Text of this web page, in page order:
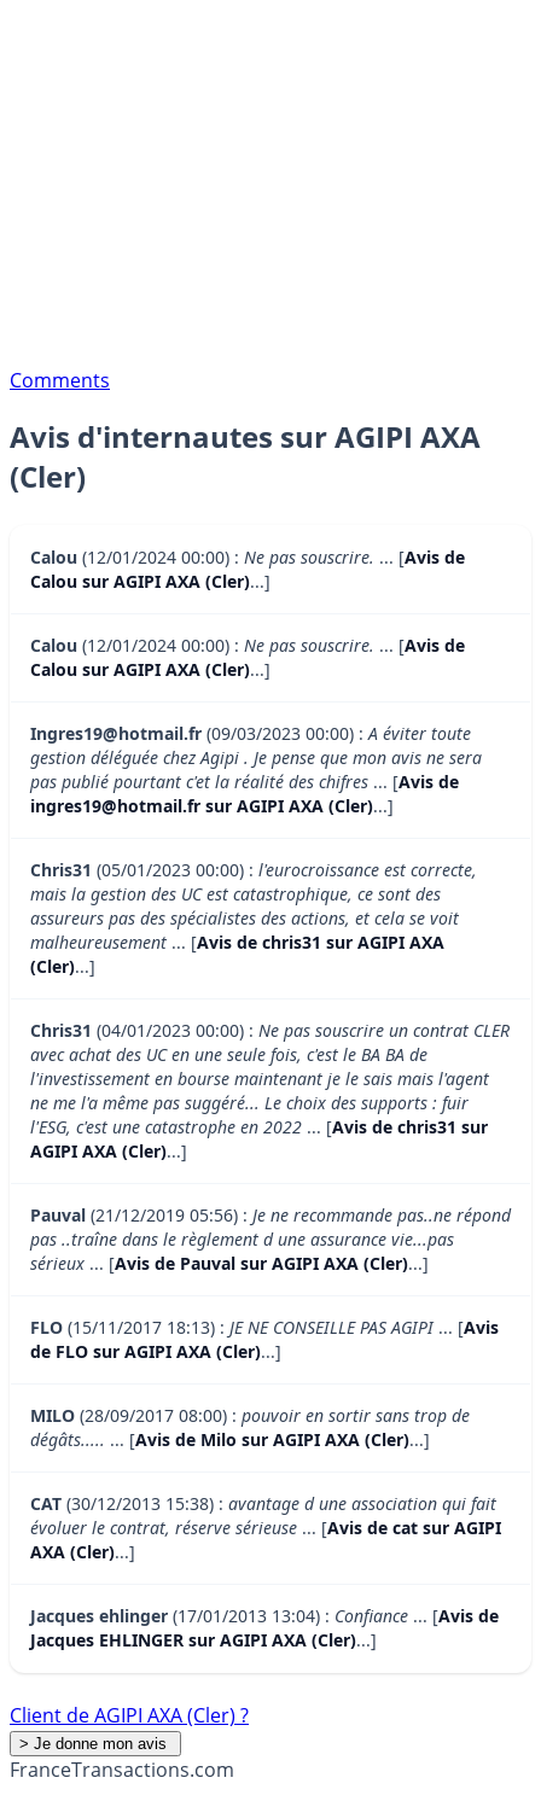
Comments
Avis d'internautes sur AGIPI AXA
(Cler)
Calou (12/01/2024 00:00) : Ne pas souscrire. ... [Avis de
Calou sur AGIPI AXA (Cler)...]
Calou (12/01/2024 00:00) : Ne pas souscrire. ... [Avis de
Calou sur AGIPI AXA (Cler)...]
Ingres19@hotmail.fr (09/03/2023 00:00) :A éviter toute
gestion déléguée chez Agipi . Je pense que mon avis ne sera
pas publié pourtant c'et la réalité des chifres ... [Avis de
ingres19@hotmail.fr sur AGIPI AXA (Cler)...]
Chris31 (05/01/2023 00:00) : l'eurocroissance est correcte,
mais la gestion des UC est catastrophique, ce sont des
assureurs pas des spécialistes des actions, et cela se voit
malheureusement ... [Avis de chris31 sur AGIPI AXA
(Cler)...]
Chris31 (04/01/2023 00:00) : Ne pas souscrire un contrat CLER
avec achat des UC en une seule fois, c'est le BA BA de
l'investissement en bourse maintenant je le sais mais l'agent
ne me l'a même pas suggéré... Le choix des supports : fuir
l'ESG, c'est une catastrophe en 2022 ... [Avis de chris31 sur
AGIPI AXA (Cler)...]
Pauval (21/12/2019 05:56) : Je ne recommande pas..ne répond
pas ..traîne dans le règlement d une assurance vie...pas
sérieux ... [Avis de Pauval sur AGIPI AXA (Cler)...]
FLO (15/11/2017 18:13) : JE NE CONSEILLE PAS AGIPI... [Avis
de FLO sur AGIPI AXA (Cler)...]
MILO (28/09/2017 08:00) : pouvoir en sortir sans trop de
dégâts..... ... [Avis de Milo sur AGIPI AXA (Cler)...]
CAT (30/12/2013 15:38) : avantage d une association qui fait
évoluer le contrat, réserve sérieuse ... [Avis de cat sur AGIPI
AXA (Cler)...]
Jacques ehlinger (17/01/2013 13:04) : Confiance ... [Avis de
Jacques EHLINGER sur AGIPI AXA (Cler)...]
Client de AGIPI AXA (Cler) ?
FranceTransactions.com